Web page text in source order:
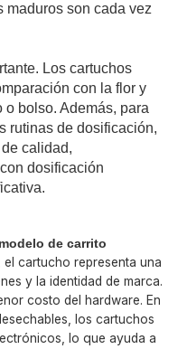
maduros son cada vez
Los cartuchos
con la flor y
bolso. Además, para
rutinas de dosificación,
calidad,
dosificación
de carrito
el cartucho representa una
y la identidad de marca.
costo del hardware. En
los cartuchos
lo que ayuda a